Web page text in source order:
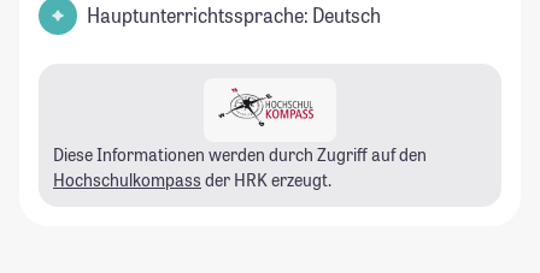
Hauptunterrichtssprache: Deutsch
Diese Informationen werden durch Zugriff auf den
Hochschulkompass der HRK erzeugt.